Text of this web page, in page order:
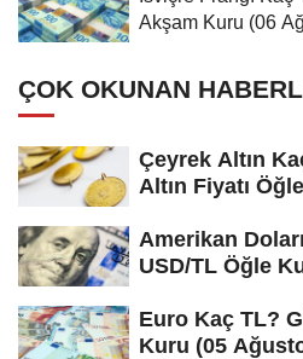
Akşam Kuru (06
ÇOK OKUNAN
Çeyrek Altın
Altın Fiyatı
Amerikan
USD/TL Öğle
Euro Kaç TL?
Kuru (05